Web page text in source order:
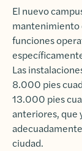
El nuevo
mantenimiento
funciones
Las
8.000 pies
13.000 pies
anteriores, que
ciudad.